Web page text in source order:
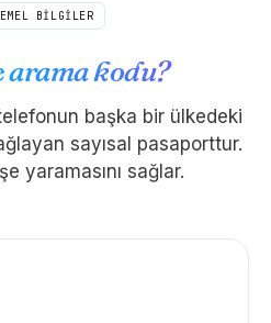
BİLGİLER
arama kodu?
başka bir ülkedeki
sayısal pasaporttur.
yaramasını sağlar.